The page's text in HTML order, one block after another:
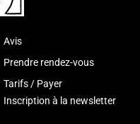
Avis
Prendre rendez-vous
Tarifs / Payer
Inscription à la newsletter